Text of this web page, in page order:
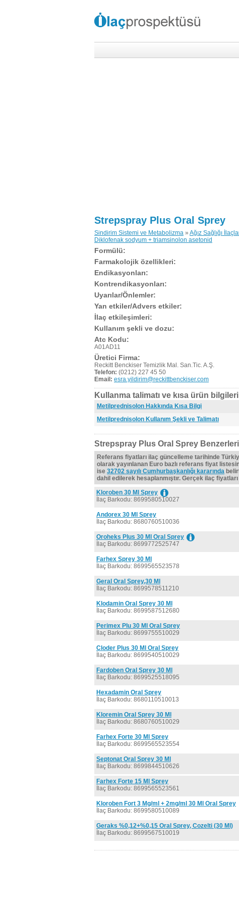
Strepspray Plus Oral Sprey
Sindirim Sistemi ve Metabolizma » Ağız Sağlığı
Diklofenak sodyum + triamsinolon asetonid
Formülü:
Farmakolojik özellikleri:
Endikasyonları:
Kontrendikasyonları:
Uyarılar/Önlemler:
Yan etkiler/Advers etkiler:
İlaç etkileşimleri:
Kullanım şekli ve dozu:
Atc Kodu:
A01AD11
Üretici Firma:
Reckitt Benckiser Temizlik Mal. San.Tic. A.Ş.
Telefon: (0212) 227 45 50
Email: esra.yildirim@reckittbenckiser.com
Kullanma talimatı ve kısa ürün bilgileri
Metilprednisolon Hakkında Kısa Bilgi
Metilprednisolon Kullanım Şekli ve Talimatı
Strepspray Plus Oral Sprey Benzerleri
Referans fiyatları ilaç güncelleme tarihinde
olarak yayınlanan Euro bazlı referans fiyat
ise 32702 sayılı Cumhurbaşkanlığı kararında
dahil edilerek hesaplanmıştır. Gerçek ilaç
Kloroben 30 Ml Sprey
İlaç Barkodu: 8699580510027
Andorex 30 Ml Sprey
İlaç Barkodu: 8680760510036
Oroheks Plus 30 Ml Oral Sprey
İlaç Barkodu: 8699772525747
Farhex Sprey 30 Ml
İlaç Barkodu: 8699565523578
Geral Oral Sprey,30 Ml
İlaç Barkodu: 8699578511210
Klodamin Oral Sprey 30 Ml
İlaç Barkodu: 8699587512680
Perimex Plu 30 Ml Oral Sprey
İlaç Barkodu: 8699755510029
Cloder Plus 30 Ml Oral Sprey
İlaç Barkodu: 8699540510029
Fardoben Oral Sprey 30 Ml
İlaç Barkodu: 8699525518095
Hexadamin Oral Sprey
İlaç Barkodu: 8680110510013
Kloremin Oral Sprey 30 Ml
İlaç Barkodu: 8680760510029
Farhex Forte 30 Ml Sprey
İlaç Barkodu: 8699565523554
Septonat Oral Sprey 30 Ml
İlaç Barkodu: 8699844510626
Farhex Forte 15 Ml Sprey
İlaç Barkodu: 8699565523561
Kloroben Fort 3 Mg/ml + 2mg/ml 30 Ml Oral Sprey
İlaç Barkodu: 8699580510089
Geraks %0,12+%0,15 Oral Sprey, Cozelti (30 Ml)
İlaç Barkodu: 8699567510019